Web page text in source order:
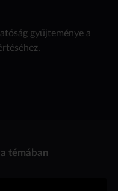
gyűjteménye a
témában